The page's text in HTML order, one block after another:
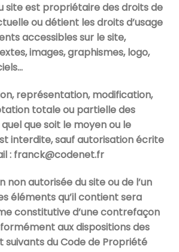
site est propriétaire des droits de
ou détient les droits d’usage
accessibles sur le site,
images, graphismes, logo,
représentation, modification,
totale ou partielle des
que soit le moyen ou le
interdite, sauf autorisation écrite
: franck@codenet.fr
non autorisée du site ou de l’un
éléments qu’il contient sera
constitutive d’une contrefaçon
aux dispositions des
suivants du Code de Propriété